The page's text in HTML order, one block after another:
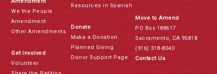
We the People
Amendment
Other Amendments
Get Involved
Volunteer
Resources in Spanish
Donate
Make a Donation
Planned Giving
Donor Support Page
Move to Amend
PO Box 188617
Sacramento, CA 95818
(916) 318-8040
Contact Us